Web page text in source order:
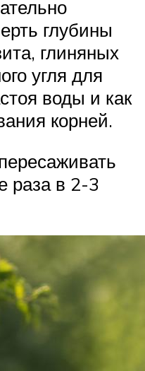
глубины
глиняных
угля для
воды и как
корней.
раза в 2-3